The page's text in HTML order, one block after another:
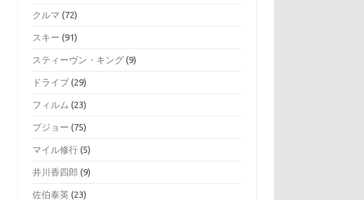
クルマ (72)
スキー (91)
スティーヴン・キング (9)
ドライブ (29)
フィルム (23)
プジョー (75)
マイル修行 (5)
井川香四郎 (9)
佐伯泰英 (23)